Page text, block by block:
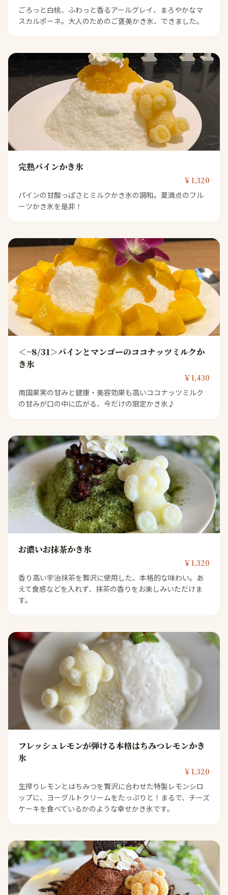
ごろっと白桃、ふわっと香るアールグレイ、まろやかなマ
スカルポーネ。大人のためのご褒美かき氷、できました。
完熟パインかき氷
￥1,320
パインの甘酸っぱさとミルクかき氷の調和。夏満点のフル
ーツかき氷を是非！
＜~8/31＞パインとマンゴーのココナッツミルクか
き氷
￥1,430
南国果実の甘みと健康・美容効果も高いココナッツミルク
の甘みが口の中に広がる、今だけの限定かき氷♪
お濃いお抹茶かき氷
￥1,320
香り高い宇治抹茶を贅沢に使用した、本格的な味わい。あ
えて食感などを入れず、抹茶の香りをお楽しみいただけま
す。
フレッシュレモンが弾ける本格はちみつレモンかき
氷
￥1,320
生搾りレモンとはちみつを贅沢に合わせた特製レモンシロ
ップに、ヨーグルトクリームをたっぷりと！まるで、チーズ
ケーキを食べているかのような幸せかき氷です。